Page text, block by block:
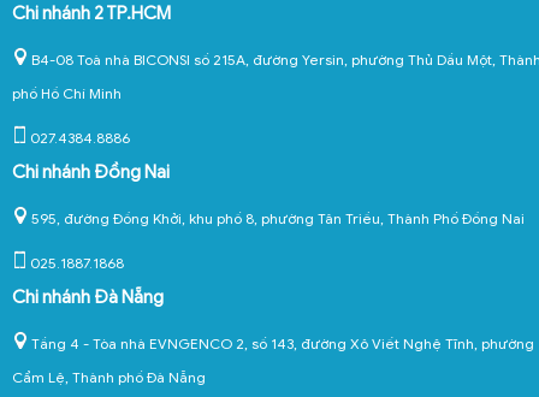
Chi nhánh 2 TP.HCM
B4-08 Toà nhà BICONSI số 215A, đường Yersin, phường Thủ Dầu Một,
phố Hồ Chí Minh
027.4384.8886
Chi nhánh Đồng Nai
595, đường Đồng Khởi, khu phố 8, phường Tân Triều, Thành Phố Đồng Nai
025.1887.1868
Chi nhánh Đà Nẵng
Tầng 4 - Tòa nhà EVNGENCO 2, số 143, đường Xô Viết Nghệ Tĩnh, phường
Cẩm Lệ, Thành phố Đà Nẵng